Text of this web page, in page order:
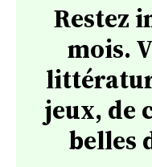
Restez
mois.
jeux, de
belles